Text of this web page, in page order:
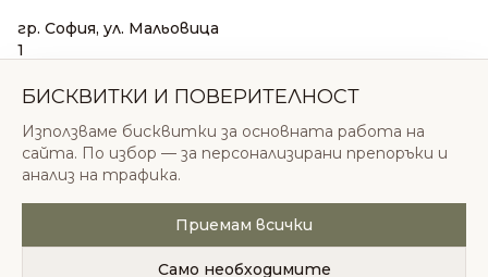
гр. София, ул. Мальовица
1
sales@odonatacosmetics.com
Нед: 11:00 – 18:00
© 2026 Одоната Козметикс ООД. Всички права
запазени.
Политика за поверителностОбщи условия
БИСКВИТКИ И ПОВЕРИТЕЛНОСТ
Използваме бисквитки за основната работа на
сайта. По избор — за персонализирани препоръки и
анализ на трафика.
Приемам всички
Само необходимите